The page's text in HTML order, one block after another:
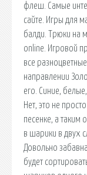
флеш. Самые
сайте. Игры для
балди. Трюки на
online. Игровой
все
направлении
его. Синие,
Нет, это не
песенке, а таким
в шарики в двух
Довольно
будет